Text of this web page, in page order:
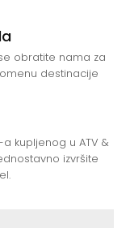
obratite nama za
destinacije
kupljenog u ATV &
izvršite